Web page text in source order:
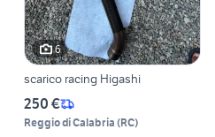
6
scarico racing Higashi
250 €
Reggio di Calabria (RC)